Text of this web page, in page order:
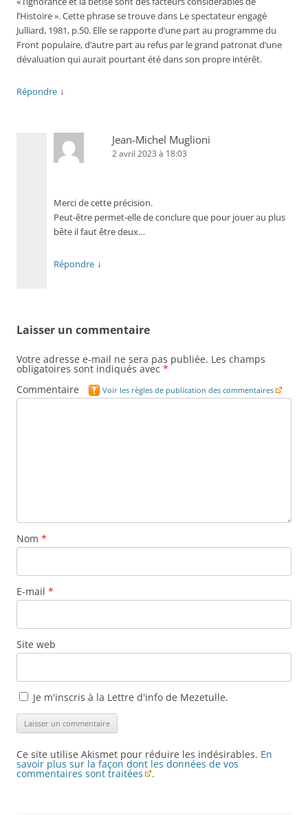
l’Histoire ». Cette phrase se trouve dans Le spectateur engagé
Julliard, 1981, p.50. Elle se rapporte d’une part au programme du
Front populaire, d’autre part au refus par le grand patronat d’une
dévaluation qui aurait pourtant été dans son propre intérêt.
Répondre ↓
Jean-Michel Muglioni
2 avril 2023 à 18:03
Merci de cette précision.
Peut-être permet-elle de conclure que pour jouer au plus
bête il faut être deux…
Répondre ↓
Laisser un commentaire
Votre adresse e-mail ne sera pas publiée. Les champs
obligatoires sont indiqués avec *
Commentaire
Voir les règles de publication des commentaires
Nom *
E-mail *
Site web
Je m'inscris à la Lettre d'info de Mezetulle.
Ce site utilise Akismet pour réduire les indésirables. En
savoir plus sur la façon dont les données de vos
commentaires sont traitées .